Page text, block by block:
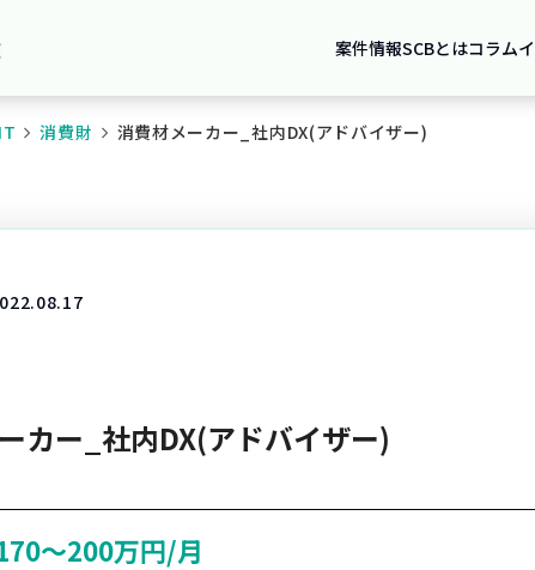
案件情報SCBとはコラム
IT 消費財 消費材メーカー_社内DX(アドバイザー)
カー_社内DX(アドバイザー)
〜200万円/月